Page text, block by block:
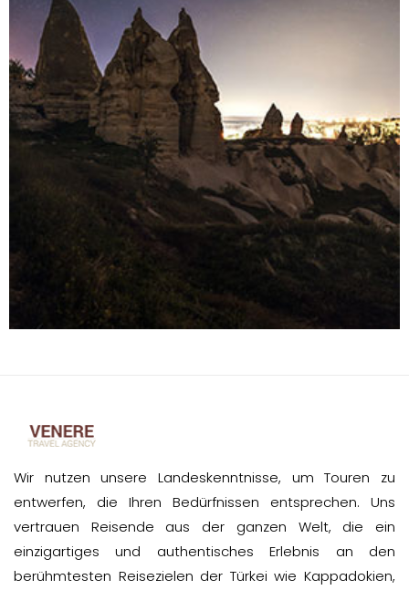
Wir nutzen unsere Landeskenntnisse, um Touren zu
entwerfen, die Ihren Bedürfnissen entsprechen. Uns
vertrauen Reisende aus der ganzen Welt, die ein
einzigartiges und authentisches Erlebnis an den
berühmtesten Reisezielen der Türkei wie Kappadokien,